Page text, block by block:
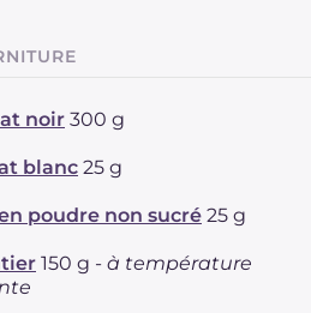
noir 300 g
blanc 25 g
poudre non sucré 25 g
150 g - à température